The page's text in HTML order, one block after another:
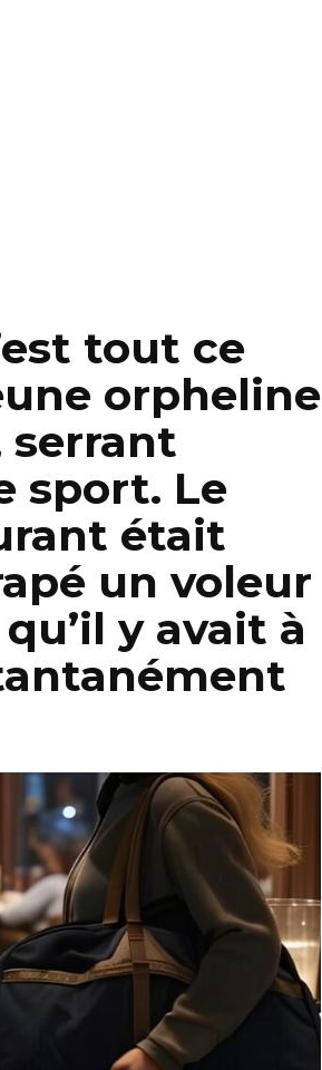
tout ce
orpheline
serrant
sport. Le
était
un voleur
y avait à